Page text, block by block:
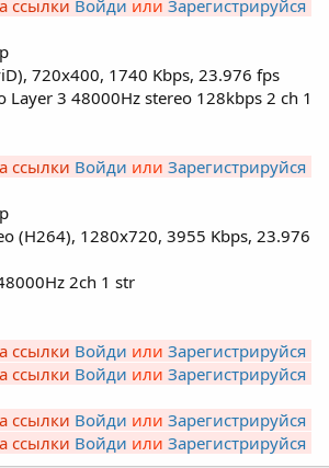
ссылки Войди или Зарегистрируйся
720х400, 1740 Kbps, 23.976 fps
Layer 3 48000Hz stereo 128kbps 2 ch 1
ссылки Войди или Зарегистрируйся
(H264), 1280x720, 3955 Kbps, 23.976
2ch 1 str
ссылки Войди или Зарегистрируйся
ссылки Войди или Зарегистрируйся
ссылки Войди или Зарегистрируйся
ссылки Войди или Зарегистрируйся